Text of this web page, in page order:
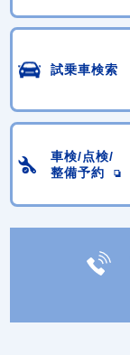
試乗車検索
車検/点検/
整備予約